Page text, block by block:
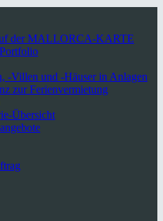
der MALLORCA-KARTE
-Villen und -Häuser in Anlagen
zur Ferienvermietung
Übersicht